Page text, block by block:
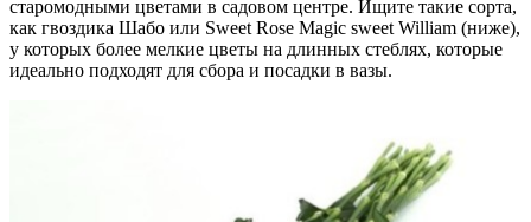
старомодными цветами в садовом центре. Ищите такие сорта,
как гвоздика Шабо или Sweet Rose Magic sweet William (ниже),
у которых более мелкие цветы на длинных стеблях, которые
идеально подходят для сбора и посадки в вазы.